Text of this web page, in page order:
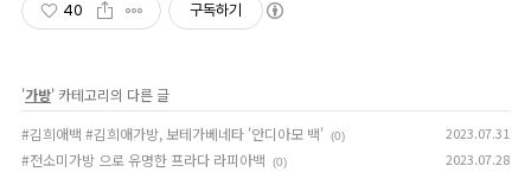
40 구독하기
'가방' 카테고리의 다른 글
#김희애백 #김희애가방, 보테가베네타 '안디아모 백'
(0) 2023.07.31
#전소미가방 으로 유명한 프라다 라피아백 (0) 2023.07.28